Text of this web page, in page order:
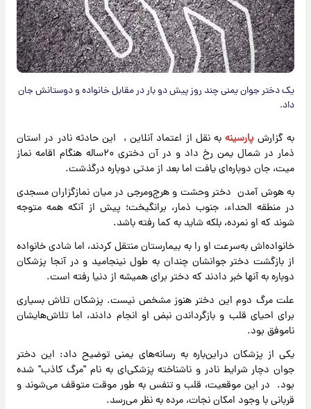
یک دختر جوان یمنی چند روز پیش دو بار در مقابل خانواده و دوستانش جان
داد.
به گزارشپارسینهبه نقل از اعتماد آنلاین ، این حادثه نادر در استان
ذمار در شمال یمن رخ داد و در آن دختری ۲۰ساله هنگام اقامه نماز
میت، جان دوباره‌ای یافت اما بعد از مدتی دوباره درگذشت.
به هوش آمدن دختر وحشت و هرج‌ومرجی در میان نمازگزاران مسجدی
در منطقه الحداء، جنوب ذمار، برانگیخت؛ پیش از آنکه همه متوجه
شوند که او نمرده، بلکه شاید به کما رفته باشد.
خانواده‌اش به‌سرعت او را به بیمارستان منتقل کردند، اما شادی خانواده
از بازگشت دختر جوانشان چندان به طول نینجامید و در آنجا پزشکان
دوباره به آنها خبر دادند که دختر برای همیشه از دنیا رفته است.
علت مرگ دوم این دختر هنوز مشخص نیست. پزشکان تلاش‌ بسیاری
برای احیای قلب و بازگرداندن نبض او انجام دادند، اما تلاش‌هایشان
ناموفق بود.
یکی از پزشکان دراین‌باره به رسانه‌های یمنی توضیح داد: این دختر
جوان دچار شرایط نادر و ناشناخته پزشکی‌ای به نام "مرگ کاذب" شده
بود. در این موقعیت، قلب و تنفس به طور موقت متوقف می‌شوند و
قربانی با وجود امکان نجات، مرده به نظر می‌رسد.